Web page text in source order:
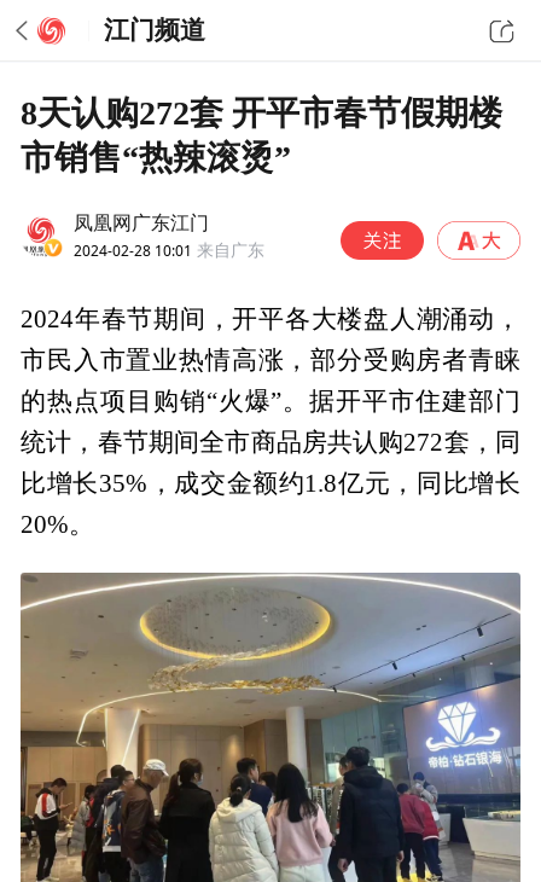
江门频道
8天认购272套 开平市春节假期楼
市销售“热辣滚烫”
凤凰网广东江门
2024-02-28 10:01 来自广东
2024年春节期间，开平各大楼盘人潮涌动，
市民入市置业热情高涨，部分受购房者青睐
的热点项目购销“火爆”。据开平市住建部门
统计，春节期间全市商品房共认购272套，同
比增长35%，成交金额约1.8亿元，同比增长
20%。